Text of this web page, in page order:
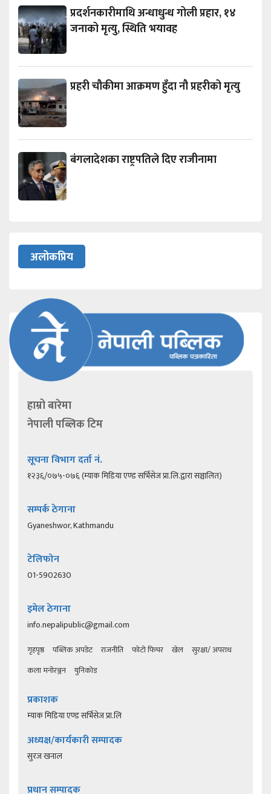
प्रदर्शनकारीमाथि अन्धाधुन्ध गोली प्रहार, १४
जनाको मृत्यु, स्थिति भयावह
प्रहरी चौकीमा आक्रमण हुँदा नौ प्रहरीको मृत्यु
बंगलादेशका राष्ट्रपतिले दिए राजीनामा
अलोकप्रिय
हाम्रो बारेमा
नेपाली पब्लिक टिम
सूचना विभाग दर्ता नं.
१२३६/०७५-०७६ (म्याक मिडिया एण्ड सर्भिसेज प्रा.लि.द्वारा सञ्चालित)
सम्पर्क ठेगाना
Gyaneshwor, Kathmandu
टेलिफोन
01-5902630
इमेल ठेगाना
info.nepalipublic@gmail.com
गृहपृष्ठ पब्लिक अपडेट राजनीति फोटो फिचर खेल
सुरक्षा/ अपराध
कला मनोरञ्जन
युनिकोड
प्रकाशक
म्याक मिडिया एण्ड सर्भिसेज प्रा.लि
अध्यक्ष/कार्यकारी सम्पादक
सुरज खनाल
प्रधान सम्पादक